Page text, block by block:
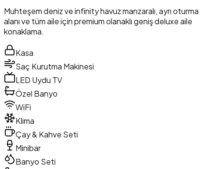
Muhteşem deniz ve infinity havuz manzaralı, ayrı oturma
alanı ve tüm aile için premium olanaklı geniş deluxe aile
konaklama.
Kasa
Saç Kurutma Makinesi
LED Uydu TV
Özel Banyo
WiFi
Klima
Çay & Kahve Seti
Minibar
Banyo Seti